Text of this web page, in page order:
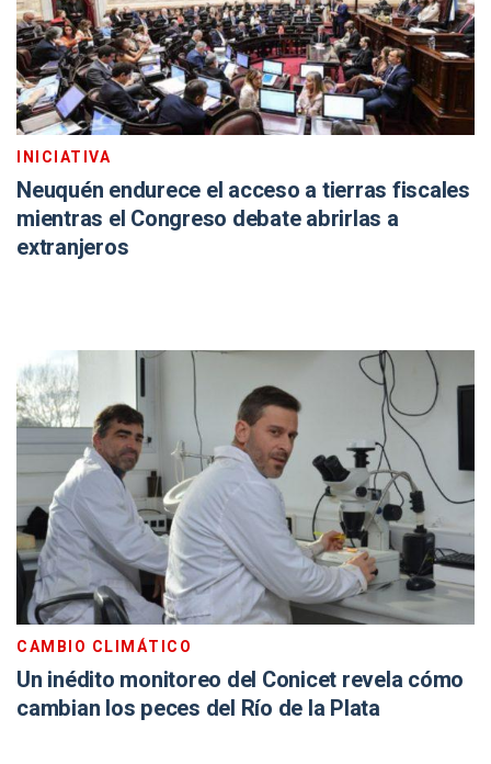
INICIATIVA
Neuquén endurece el acceso a tierras fiscales
mientras el Congreso debate abrirlas a
extranjeros
CAMBIO CLIMÁTICO
Un inédito monitoreo del Conicet revela cómo
cambian los peces del Río de la Plata